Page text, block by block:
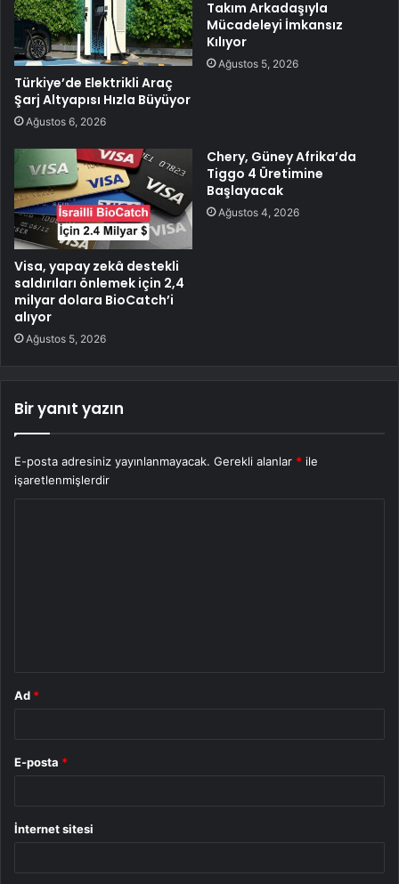
Türkiye’de Elektrikli Araç
Şarj Altyapısı Hızla Büyüyor
Ağustos 6, 2026
Takım Arkadaşıyla
Mücadeleyi İmkansız
Kılıyor
Ağustos 5, 2026
Visa, yapay zekâ destekli
saldırıları önlemek için 2,4
milyar dolara BioCatch’i
alıyor
Ağustos 5, 2026
Chery, Güney Afrika’da
Tiggo 4 Üretimine
Başlayacak
Ağustos 4, 2026
Bir yanıt yazın
E-posta adresiniz yayınlanmayacak. Gerekli alanlar * ile
işaretlenmişlerdir
Ad *
E-posta *
İnternet sitesi